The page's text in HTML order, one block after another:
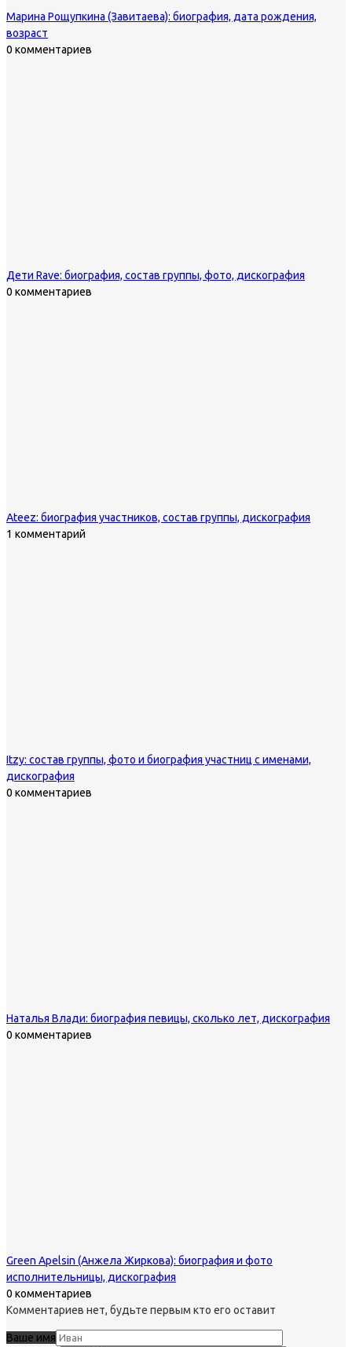
Марина Рощупкина (Завитаева): биография, дата рождения,
возраст
0 комментариев
Дети Rave: биография, состав группы, фото, дискография
0 комментариев
Ateez: биография участников, состав группы, дискография
1 комментарий
Itzy: состав группы, фото и биография участниц с именами,
дискография
0 комментариев
Наталья Влади: биография певицы, сколько лет, дискография
0 комментариев
Green Apelsin (Анжела Жиркова): биография и фото
исполнительницы, дискография
0 комментариев
Комментариев нет, будьте первым кто его оставит
Ваше имя